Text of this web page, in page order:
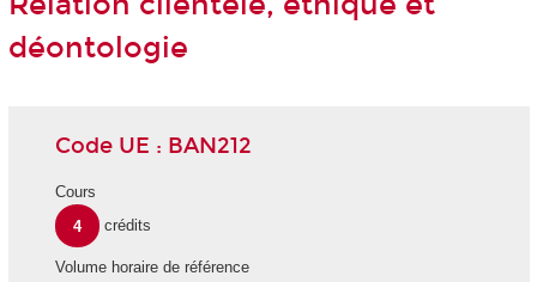
déontologie
Code UE : BAN212
Cours
4
crédits
Volume horaire de référence